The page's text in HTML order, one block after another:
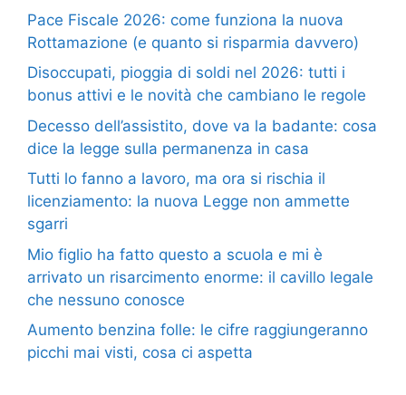
Pace Fiscale 2026: come funziona la nuova
Rottamazione (e quanto si risparmia davvero)
Disoccupati, pioggia di soldi nel 2026: tutti i
bonus attivi e le novità che cambiano le regole
Decesso dell’assistito, dove va la badante: cosa
dice la legge sulla permanenza in casa
Tutti lo fanno a lavoro, ma ora si rischia il
licenziamento: la nuova Legge non ammette
sgarri
Mio figlio ha fatto questo a scuola e mi è
arrivato un risarcimento enorme: il cavillo legale
che nessuno conosce
Aumento benzina folle: le cifre raggiungeranno
picchi mai visti, cosa ci aspetta